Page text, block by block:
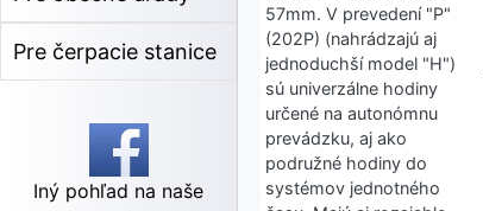
Pre čerpacie stanice
Iný pohľad na naše
57mm. V prevedení "P"
(202P) (nahrádzajú aj
jednoduchší model "H")
sú univerzálne hodiny
určené na autonómnu
prevádzku, aj ako
podružné hodiny do
systémov jednotného